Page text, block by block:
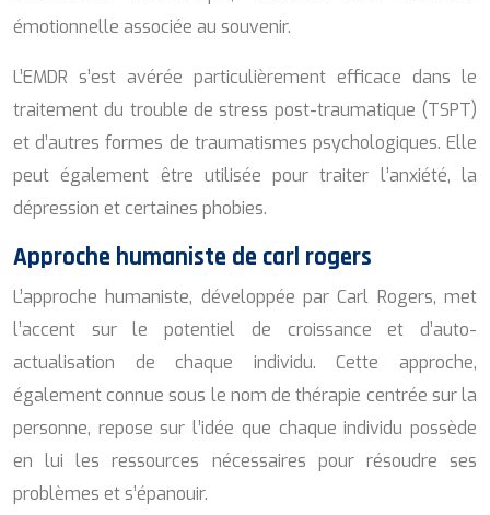
émotionnelle associée au souvenir.
L’EMDR s’est avérée particulièrement efficace dans le
traitement du trouble de stress post-traumatique (TSPT)
et d’autres formes de traumatismes psychologiques. Elle
peut également être utilisée pour traiter l’anxiété, la
dépression et certaines phobies.
Approche humaniste de carl rogers
L’approche humaniste, développée par Carl Rogers, met
l’accent sur le potentiel de croissance et d’auto-
actualisation de chaque individu. Cette approche,
également connue sous le nom de thérapie centrée sur la
personne, repose sur l’idée que chaque individu possède
en lui les ressources nécessaires pour résoudre ses
problèmes et s’épanouir.